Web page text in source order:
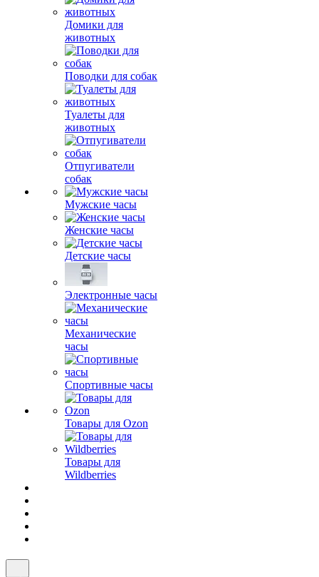
Домики для
животных
Поводки для собак
Туалеты для
животных
Отпугиватели
собак
Мужские часы
Женские часы
Детские часы
Электронные часы
Механические
часы
Спортивные часы
Товары для Ozon
Товары для
Wildberries